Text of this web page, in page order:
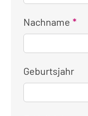
Nachname
Geburtsjahr